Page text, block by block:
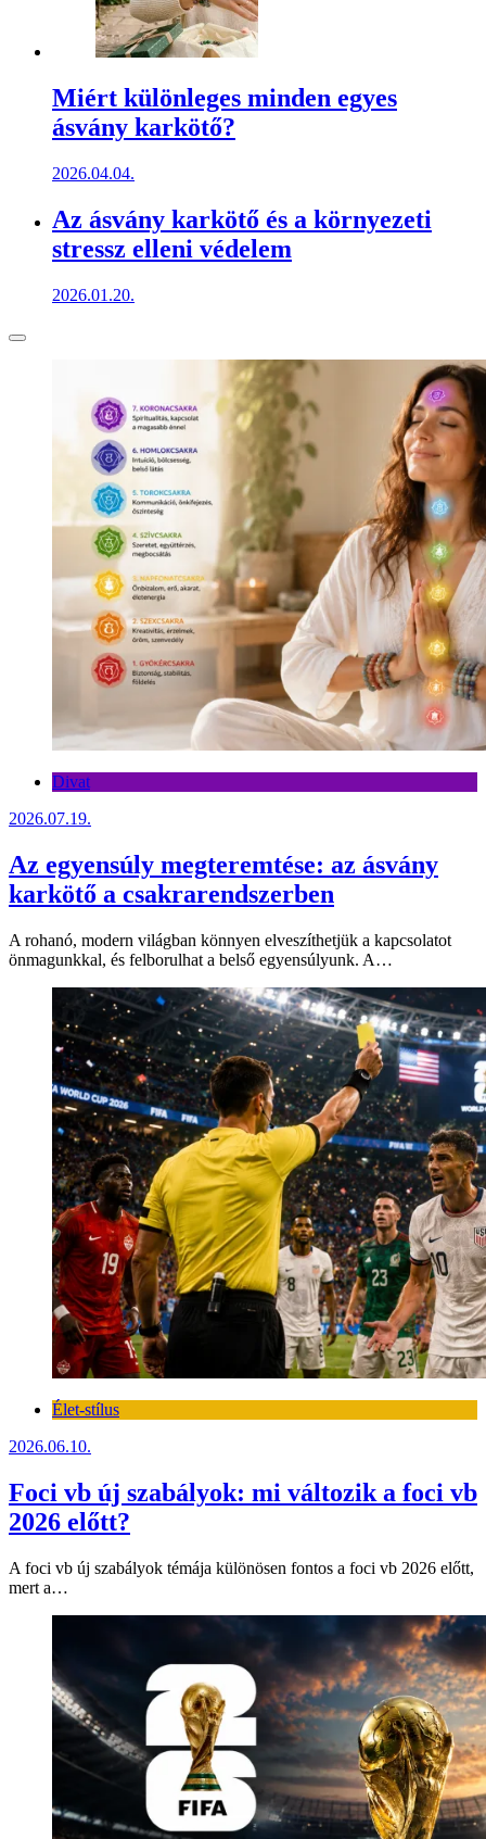
Miért különleges minden egyes
ásvány karkötő?
2026.04.04.
Az ásvány karkötő és a környezeti
stressz elleni védelem
2026.01.20.
Divat
2026.07.19.
Az egyensúly megteremtése: az ásvány
karkötő a csakrarendszerben
A rohanó, modern világban könnyen elveszíthetjük a kapcsolatot
önmagunkkal, és felborulhat a belső egyensúlyunk. A…
Élet-stílus
2026.06.10.
Foci vb új szabályok: mi változik a foci vb
2026 előtt?
A foci vb új szabályok témája különösen fontos a foci vb 2026 előtt,
mert a…